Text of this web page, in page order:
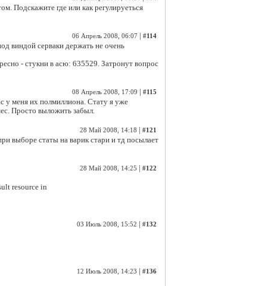
Подскажите где или как регулируеться
06 Апрель 2008, 06:07 #114
виндой серваки держать не очень
- стукни в асю: 635529. Затронут вопрос
08 Апрель 2008, 17:09 #115
у меня их полмиллиона. Стату я уже
Просто выложить забыл.
28 Май 2008, 14:18 #121
выборе статы на варик стари и тд посылает
28 Май 2008, 14:25 #122
resource in
03 Июль 2008, 15:52 #132
12 Июль 2008, 14:23 #136